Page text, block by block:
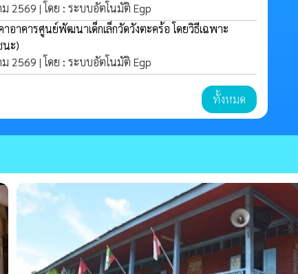
2569 | โดย : ระบบอัตโนมัติ Egp
อาคารศูนย์พัฒนาเด็กเล็กวัดวังตะคร้อ โดยวิธีเฉพาะ
นะ)
2569 | โดย : ระบบอัตโนมัติ Egp
ทั้งหมด